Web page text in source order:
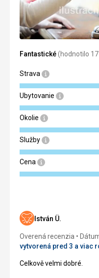
Táto recenzia bola
Google Translate
Fantastické(hodnotilo
Strava
Ubytovanie
Okolie
Služby
Cena
István Ü.
Overená recenzia
vytvorená pred 3 a viac
Celkově velmi dobré.